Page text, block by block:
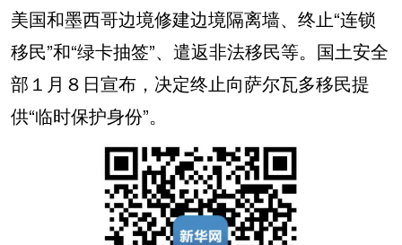
美国和墨西哥边境修建边境隔离墙、终止“连锁
移民”和“绿卡抽签”、遣返非法移民等。国土安全
部１月８日宣布，决定终止向萨尔瓦多移民提
供“临时保护身份”。